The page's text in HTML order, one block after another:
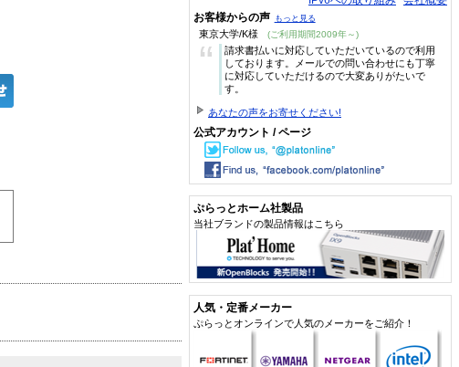
お客様からの声 もっと見る
東京大学/K様 (ご利用期間2009年～)
“
請求書払いに対応していただいているので利用
しております。メールでの問い合わせにも丁寧
に対応していただけるので大変ありがたいで
す。
あなたの声をお寄せください!
公式アカウント / ページ
ぷらっとホーム社製品
当社ブランドの製品情報はこちら
人気・定番メーカー
ぷらっとオンラインで人気のメーカーをご紹介！